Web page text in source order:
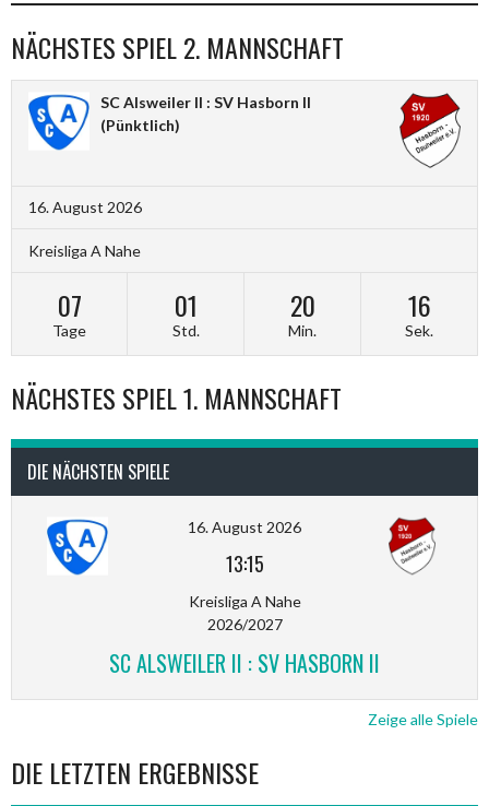
NÄCHSTES SPIEL 2. MANNSCHAFT
SC Alsweiler II : SV Hasborn II
(Pünktlich)
16. August 2026
Kreisliga A Nahe
07
Tage
01
Std.
20
Min.
16
Sek.
NÄCHSTES SPIEL 1. MANNSCHAFT
DIE NÄCHSTEN SPIELE
16. August 2026
13:15
Kreisliga A Nahe
2026/2027
SC ALSWEILER II : SV HASBORN II
Zeige alle Spiele
DIE LETZTEN ERGEBNISSE